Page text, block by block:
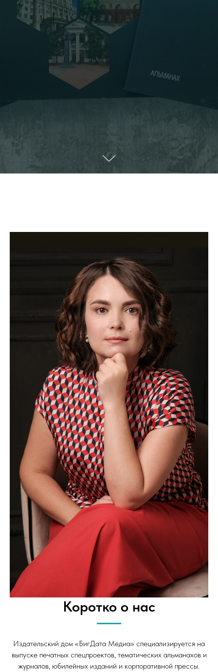
Коротко о нас
Издательский дом «БигДата Медиа» специализируется на
выпуске печатных спецпроектов, тематических альманахов и
журналов, юбилейных изданий и корпоративной прессы.